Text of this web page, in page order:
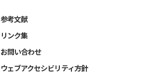
参考文献
リンク集
お問い合わせ
ウェブアクセシビリティ方針